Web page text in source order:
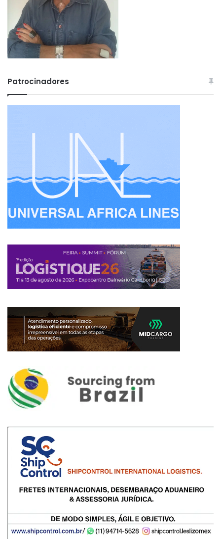
Patrocinadores